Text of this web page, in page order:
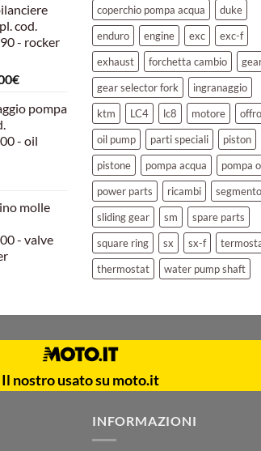
attuale
è:
30,00€.
cod.
- rocker
€Il
attuale
30,00€.
pompa
- oil
molle
- valve
coperchio pompa acqua
duke
enduro
engine exc
exc-f
exhaust
forchetta cambio
gear selector fork
ingranaggio
ktm
LC4 lc8 motore
oil pump
parti speciali
piston
pistone
pompa acqua
pompa
power parts
ricambi
segmento
sliding gear
sm
spare parts
square ring
sx sx-f
thermostat
water pump shaft
Il nostro usato su moto.it
INFORMAZIONI